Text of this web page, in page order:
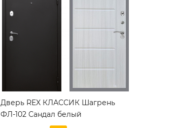
Дверь REX КЛАССИК Шагрень
ФЛ-102 Сандал белый